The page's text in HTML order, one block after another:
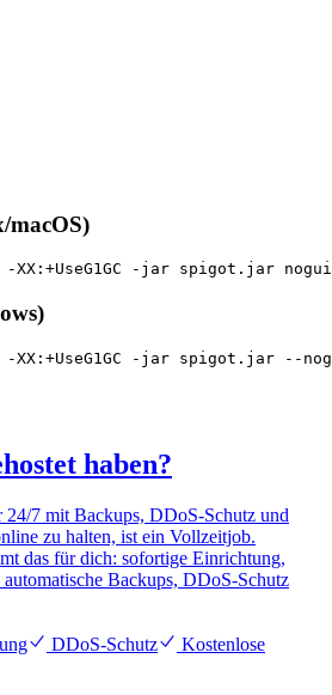
-XX:+UseG1GC -jar spigot.jar nogui
-XX:+UseG1GC -jar spigot.jar --
haben?
7 mit Backups, DDoS-Schutz und
zu halten, ist ein Vollzeitjob.
das für dich: sofortige Einrichtung,
Backups, DDoS-Schutz
DDoS-Schutz
Kostenlose